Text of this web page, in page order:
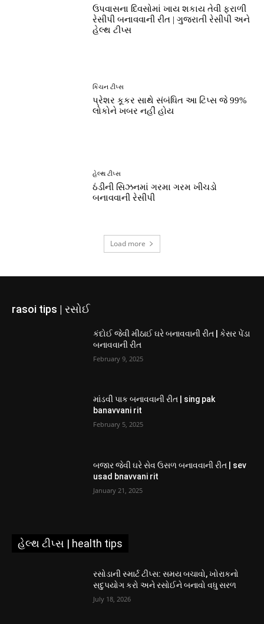
ઉપવાસના દિવસોમાં ખાય શકાય તેવી ફરાળી
રેસીપી બનાવવાની રીત | ગુજરાતી રેસીપી અને
હેલ્થ ટીપ્સ
કિચન ટીપ્સ
પ્રેશર કૂકર સાથે સંબંધિત આ ટિપ્સ જે 99%
લોકોને ખબર નહીં હોય
હેલ્થ ટીપ્સ
ઠંડીની સિઝનમાં ગરમા ગરમ ખીચડો
બનાવવાની રેસીપી
Load more
rasoi tips | રસોઈ
કંદોઈ જેવી મીઠાઈ ઘરે બનાવવાની રીત | કેસર પેંડા
બનાવવાની રીત
February 9, 2025
માંડવી પાક બનાવવાની રીત | sing pak
banavvani rit
February 5, 2025
બજાર જેવી ઘરે સેવ ઉસળ બનાવવાની રીત | sev
usad bnavvani rit
January 21, 2025
હેલ્થ ટીપ્સ | health tips
રસોડાની સ્માર્ટ ટીપ્સ: સમય બચાવો, ખોરાકનો
સદુપયોગ કરો અને રસોઈને બનાવો વધુ સરળ
July 18, 2026